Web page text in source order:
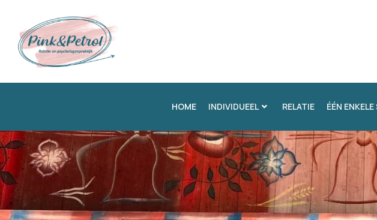
HOME INDIVIDUEEL RELATIE ÉÉN